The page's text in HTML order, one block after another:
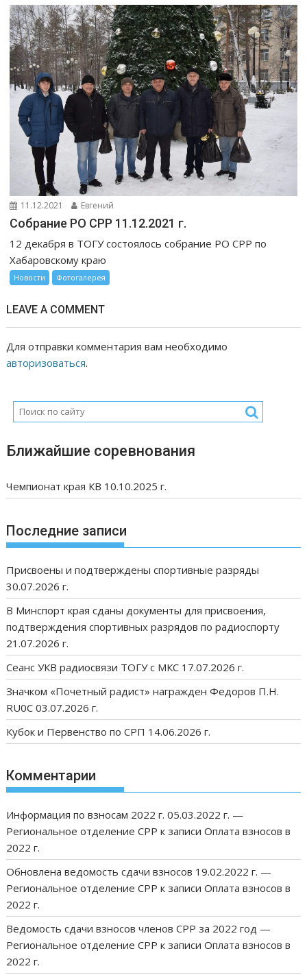
11.12.2021 Евгений
Собрание РО СРР 11.12.2021 г.
12 декабря в ТОГУ состоялось собрание РО СРР по
Хабаровскому краю
Новости Фотогалерея
LEAVE A COMMENT
Для отправки комментария вам необходимо
авторизоваться.
Ближайшие соревнования
Чемпионат края КВ 10.10.2025 г.
Последние записи
Присвоены и подтверждены спортивные разряды
30.07.2026 г.
В Минспорт края сданы документы для присвоения,
подтверждения спортивных разрядов по радиоспорту
21.07.2026 г.
Сеанс УКВ радиосвязи ТОГУ с МКС 17.07.2026 г.
Значком «Почетный радист» награжден Федоров П.Н.
RU0C 03.07.2026 г.
Кубок и Первенство по СРП 14.06.2026 г.
Комментарии
Информация по взносам 2022 г. 05.03.2022 г. —
Региональное отделение СРР к записиОплата взносов в
2022 г.
Обновлена ведомость сдачи взносов 19.02.2022 г. —
Региональное отделение СРР к записиОплата взносов в
2022 г.
Ведомость сдачи взносов членов СРР за 2022 год —
Региональное отделение СРР к записиОплата взносов в
2022 г.